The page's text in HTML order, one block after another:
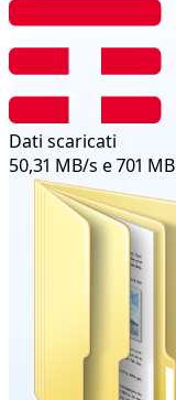
Dati scaricati
50,31 MB/s e 701 MB